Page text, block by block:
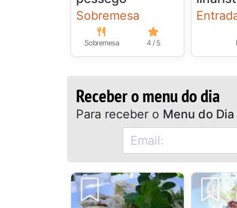
Sobremesa
Sobremesa 4 / 5
Receber o menu do dia
Para receber o Menu do Dia